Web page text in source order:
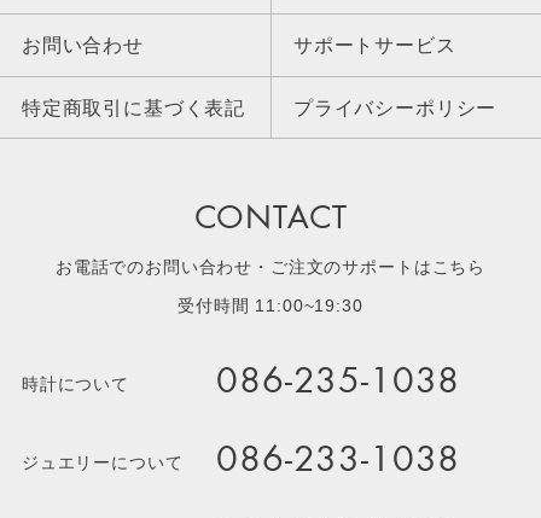
お問い合わせ サポートサービス
特定商取引に基づく表記 プライバシーポリシー
CONTACT
お電話でのお問い合わせ・ご注文のサポートはこちら
受付時間 11:00~19:30
時計について 086-235-1038
ジュエリーについて 086-233-1038